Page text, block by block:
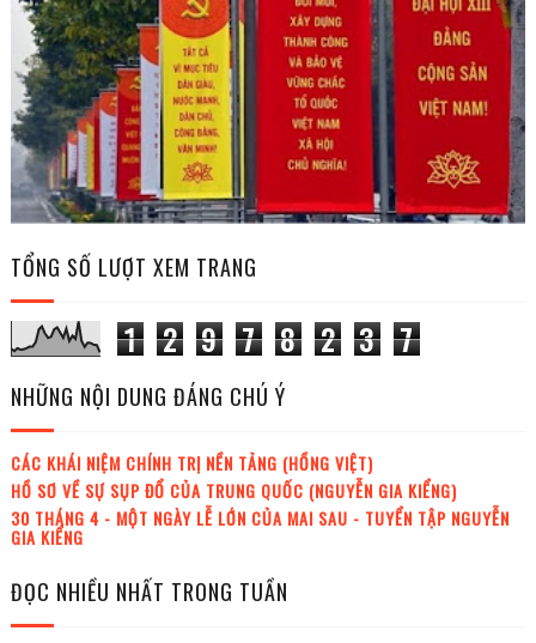
TỔNG SỐ LƯỢT XEM TRANG
1 2 9 7 8 2 3 7
NHỮNG NỘI DUNG ĐÁNG CHÚ Ý
CÁC KHÁI NIỆM CHÍNH TRỊ NỀN TẢNG (HỒNG VIỆT)
HỒ SƠ VỀ SỰ SỤP ĐỔ CỦA TRUNG QUỐC (NGUYỄN GIA KIỂNG)
30 THÁNG 4 - MỘT NGÀY LỄ LỚN CỦA MAI SAU - TUYỂN TẬP NGUYỄN
GIA KIỂNG
ĐỌC NHIỀU NHẤT TRONG TUẦN